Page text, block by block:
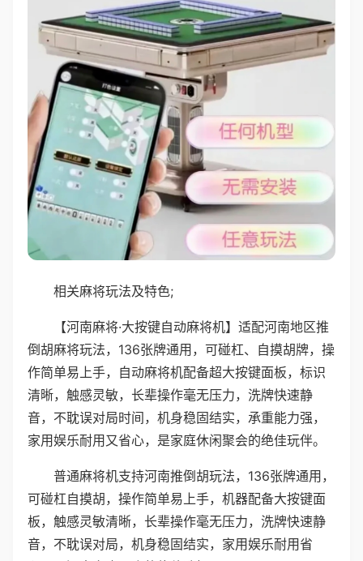
相关麻将玩法及特色;
【河南麻将·大按键自动麻将机】适配河南地区推
倒胡麻将玩法，136张牌通用，可碰杠、自摸胡牌，操
作简单易上手，自动麻将机配备超大按键面板，标识
清晰，触感灵敏，长辈操作毫无压力，洗牌快速静
音，不耽误对局时间，机身稳固结实，承重能力强，
家用娱乐耐用又省心，是家庭休闲聚会的绝佳玩伴。
普通麻将机支持河南推倒胡玩法，136张牌通用，
可碰杠自摸胡，操作简单易上手，机器配备大按键面
板，触感灵敏清晰，长辈操作毫无压力，洗牌快速静
音，不耽误对局，机身稳固结实，家用娱乐耐用省